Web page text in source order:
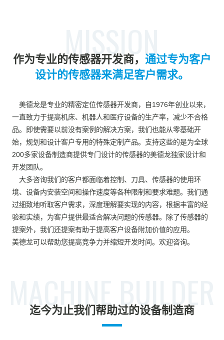
MISSION
作为专业的传感器开发商， 通过专为客户
设计的传感器来满足客户需求。
美德龙是专业的精密定位传感器开发商，自1976年创业以来，
一直致力于提高机床、机器人和医疗设备的生产率，减少不合格
品。即使需要以前没有案例的解决方案，我们也能从零基础开
始，规划和设计客户专用的特殊定制产品。支持这些的是为全球
200多家设备制造商提供专门设计的传感器的美德龙独家设计和
开发团队。
大多咨询我们的客户都面临着控制、刀具、传感器的使用环
境、设备内安装空间和操作速度等各种限制和要求难题。我们通
过细致地听取客户需求，深度理解要实现的内容，根据丰富的经
验和实绩，为客户提供最适合解决问题的传感器。除了传感器的
提案外，我们还提案有助于提高客户设备附加价值的应用。
美德龙可以帮助您提高竞争力并缩短开发时间。欢迎咨询。
MACHINE BUILDER
迄今为止我们帮助过的设备制造商